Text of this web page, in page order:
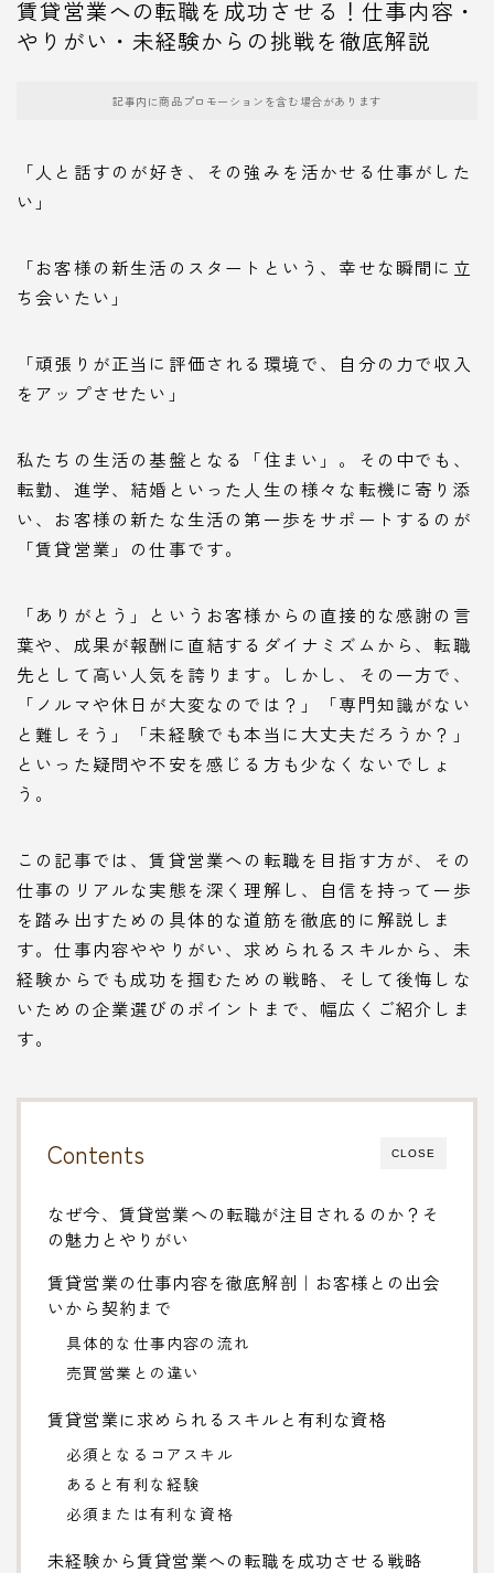
賃貸営業への転職を成功させる！仕事内容・
やりがい・未経験からの挑戦を徹底解説
記事内に商品プロモーションを含む場合があります
「人と話すのが好き、その強みを活かせる仕事がした
い」
「お客様の新生活のスタートという、幸せな瞬間に立
ち会いたい」
「頑張りが正当に評価される環境で、自分の力で収入
をアップさせたい」
私たちの生活の基盤となる「住まい」。その中でも、
転勤、進学、結婚といった人生の様々な転機に寄り添
い、お客様の新たな生活の第一歩をサポートするのが
「賃貸営業」の仕事です。
「ありがとう」というお客様からの直接的な感謝の言
葉や、成果が報酬に直結するダイナミズムから、転職
先として高い人気を誇ります。しかし、その一方で、
「ノルマや休日が大変なのでは？」「専門知識がない
と難しそう」「未経験でも本当に大丈夫だろうか？」
といった疑問や不安を感じる方も少なくないでしょ
う。
この記事では、賃貸営業への転職を目指す方が、その
仕事のリアルな実態を深く理解し、自信を持って一歩
を踏み出すための具体的な道筋を徹底的に解説しま
す。仕事内容ややりがい、求められるスキルから、未
経験からでも成功を掴むための戦略、そして後悔しな
いための企業選びのポイントまで、幅広くご紹介しま
す。
CLOSE
Contents
なぜ今、賃貸営業への転職が注目されるのか？そ
の魅力とやりがい
賃貸営業の仕事内容を徹底解剖｜お客様との出会
いから契約まで
具体的な仕事内容の流れ
売買営業との違い
賃貸営業に求められるスキルと有利な資格
必須となるコアスキル
あると有利な経験
必須または有利な資格
未経験から賃貸営業への転職を成功させる戦略